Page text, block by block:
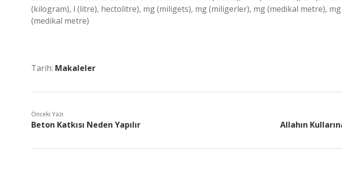
(kilogram), l (litre), hectolitre), mg (miligets), mg (miligerler), mg (medikal metre),
(medikal metre)
Tarih: Makaleler
Önceki Yazı
Beton Katkısı Neden Yapılır Allahın